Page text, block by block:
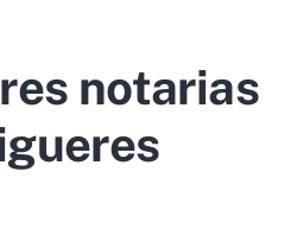
notarias